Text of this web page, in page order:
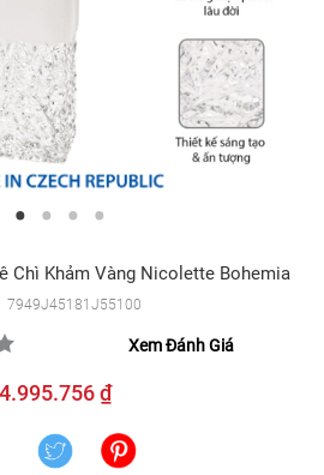
Chì Khảm Vàng Nicolette Bohemia
7949J45181J55100
Xem Đánh Giá
4.995.756 ₫